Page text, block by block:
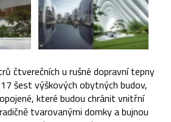
čtverečních u rušné dopravní tepny
šest výškových obytných budov,
které budou chránit vnitřní
tvarovanými domky a bujnou